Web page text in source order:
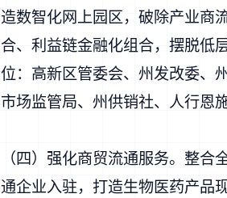
造数智化网上园区，破除产业商
合、利益链金融化组合，摆脱低
位：高新区管委会、州发改委、
市场监管局、州供销社、人行恩
（四）强化商贸流通服务。整
通企业入驻，打造生物医药产品